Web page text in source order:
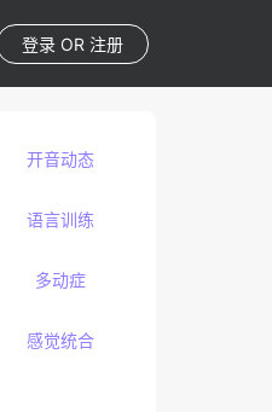
登录 OR 注册
开音动态
语言训练
多动症
感觉统合